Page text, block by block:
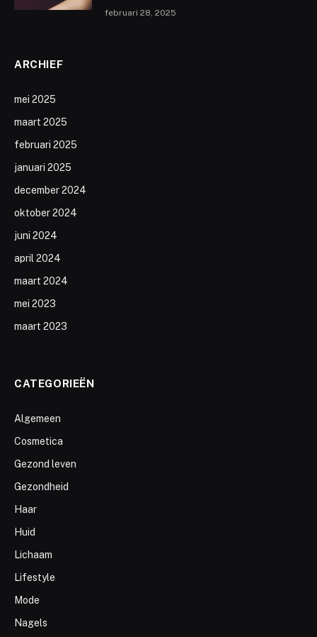
februari 28, 2025
ARCHIEF
mei 2025
maart 2025
februari 2025
januari 2025
december 2024
oktober 2024
juni 2024
april 2024
maart 2024
mei 2023
maart 2023
CATEGORIEËN
Algemeen
Cosmetica
Gezond leven
Gezondheid
Haar
Huid
Lichaam
Lifestyle
Mode
Nagels